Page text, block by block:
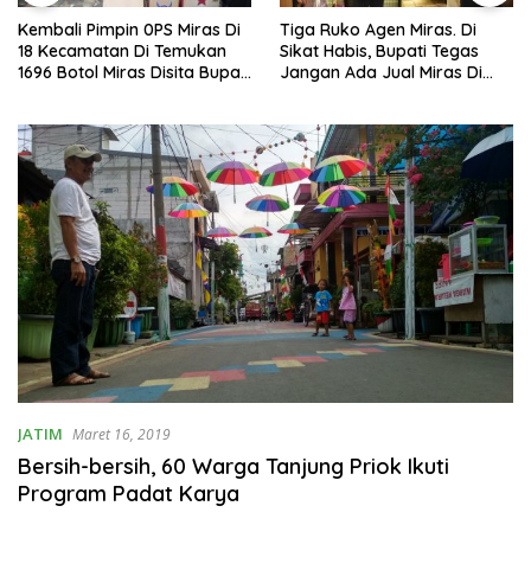
Kembali Pimpin 0PS Miras Di
18 Kecamatan Di Temukan
1696 Botol Miras Disita Bupati
Tiga Ruko Agen Miras. Di
Sikat Habis, Bupati Tegas
Jangan Ada Jual Miras Di
JATIM Maret 16, 2019
Bersih-bersih, 60 Warga Tanjung Priok Ikuti
Program Padat Karya